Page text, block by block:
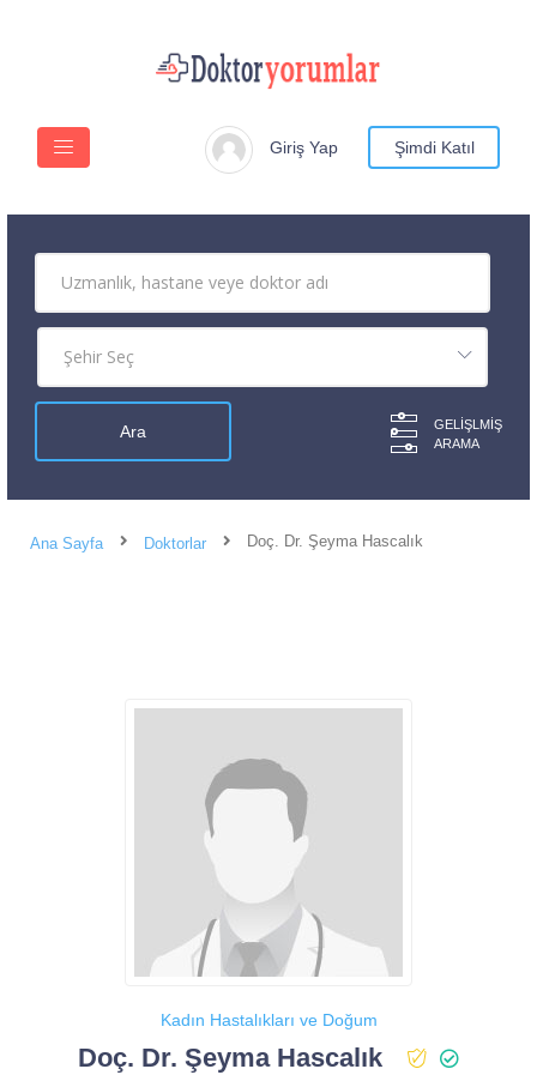
Giriş Yap Şimdi Katıl
GELIŞLMIŞ
ARAMA
Ana Sayfa Doktorlar Doç. Dr. Şeyma Hascalık
Kadın Hastalıkları ve Doğum
Doç. Dr. Şeyma Hascalık